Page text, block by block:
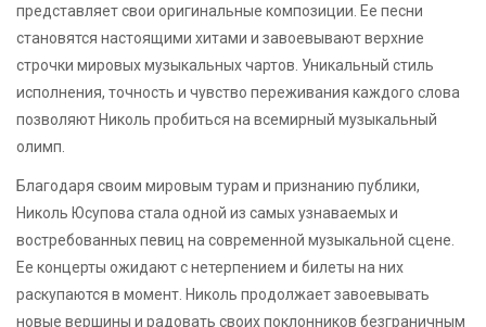
представляет свои оригинальные композиции. Ее песни
становятся настоящими хитами и завоевывают верхние
строчки мировых музыкальных чартов. Уникальный стиль
исполнения, точность и чувство переживания каждого слова
позволяют Николь пробиться на всемирный музыкальный
олимп.
Благодаря своим мировым турам и признанию публики,
Николь Юсупова стала одной из самых узнаваемых и
востребованных певиц на современной музыкальной сцене.
Ее концерты ожидают с нетерпением и билеты на них
раскупаются в момент. Николь продолжает завоевывать
новые вершины и радовать своих поклонников безграничным